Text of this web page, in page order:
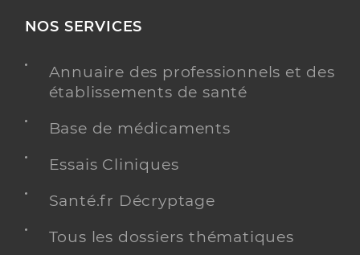
NOS SERVICES
Annuaire des professionnels et des
établissements de santé
Base de médicaments
Essais Cliniques
Santé.fr Décryptage
Tous les dossiers thématiques